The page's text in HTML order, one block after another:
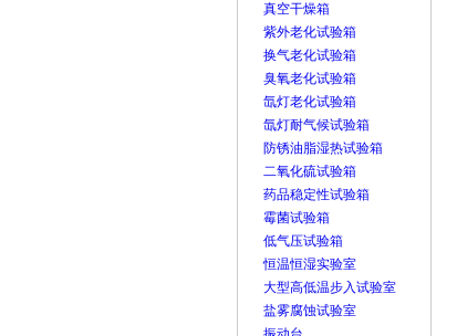
真空干燥箱
紫外老化试验箱
换气老化试验箱
臭氧老化试验箱
氙灯老化试验箱
氙灯耐气候试验箱
防锈油脂湿热试验箱
二氧化硫试验箱
药品稳定性试验箱
霉菌试验箱
低气压试验箱
恒温恒湿实验室
大型高低温步入试验室
盐雾腐蚀试验室